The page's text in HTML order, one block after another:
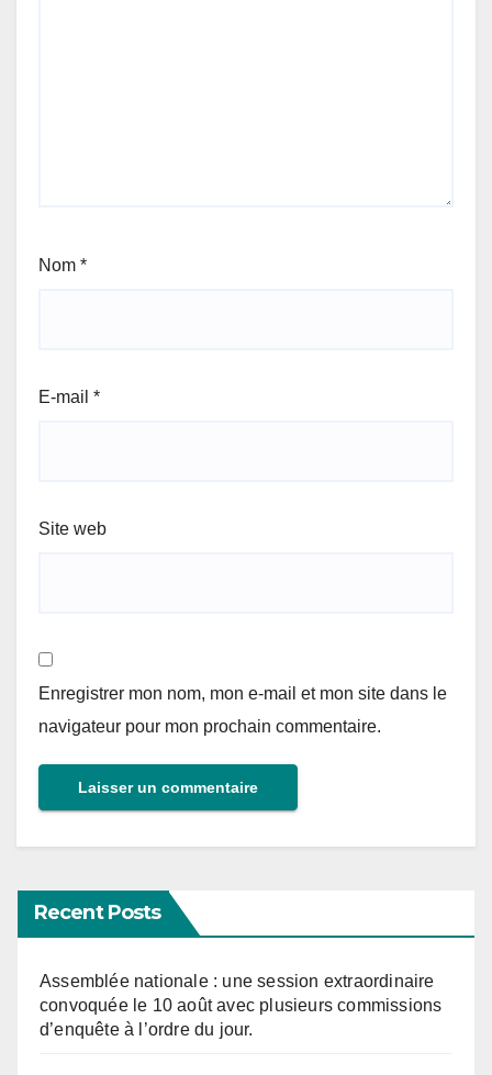
Nom *
E-mail *
Site web
Enregistrer mon nom, mon e-mail et mon site dans le
navigateur pour mon prochain commentaire.
Recent Posts
Assemblée nationale : une session extraordinaire
convoquée le 10 août avec plusieurs commissions
d’enquête à l’ordre du jour.